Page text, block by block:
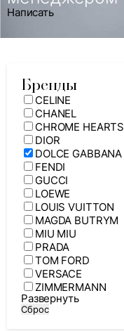
Написать
Бренды
CELINE
CHANEL
CHROME HEARTS
DIOR
DOLCE GABBANA
FENDI
GUCCI
LOEWE
LOUIS VUITTON
MAGDA BUTRYM
MIU MIU
PRADA
TOM FORD
VERSACE
ZIMMERMANN
Развернуть
Сброс